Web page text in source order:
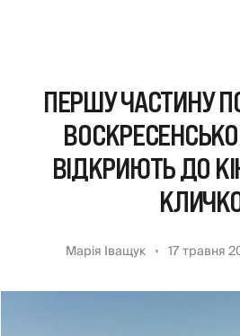
ПЕРШУ ЧАСТИНУ
ВІДКРИЮТЬ ДО
Марія Іващук 17 травня